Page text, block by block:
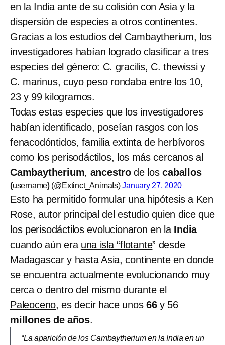
en la India ante de su colisión con Asia y la
dispersión de especies a otros continentes.
Gracias a los estudios del Cambaytherium, los
investigadores habían logrado clasificar a tres
especies del género: C. gracilis, C. thewissi y
C. marinus, cuyo peso rondaba entre los 10,
23 y 99 kilogramos.
Todas estas especies que los investigadores
habían identificado, poseían rasgos con los
fenacodóntidos, familia extinta de herbívoros
como los perisodáctilos, los más cercanos al
Cambaytherium, ancestro de loscaballos
{username} (@Extinct_AnimaIs)January 27, 2020
Esto ha permitido formular una hipótesis a Ken
Rose, autor principal del estudio quien dice que
los perisodáctilos evolucionaron en la India
cuando aún era una isla “flotante” desde
Madagascar y hasta Asia, continente en donde
se encuentra actualmente evolucionando muy
cerca o dentro del mismo durante el
Paleoceno, es decir hace unos66y 56
millones de años.
“La aparición de los Cambaytherium en la India en un